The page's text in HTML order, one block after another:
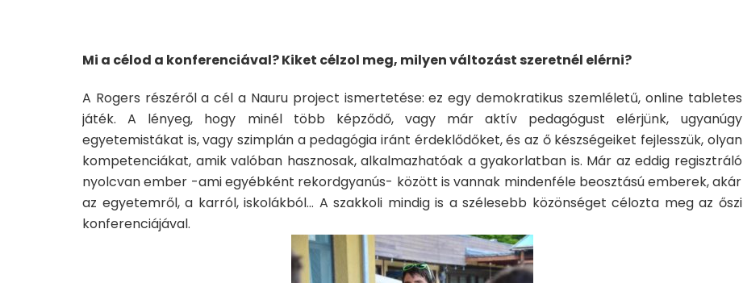
Mi a célod a konferenciával? Kiket célzol meg, milyen változást szeretnél elérni?
A Rogers részéről a cél a Nauru project ismertetése: ez egy demokratikus szemléletű, online tabletes
játék. A lényeg, hogy minél több képződő, vagy már aktív pedagógust elérjünk, ugyanúgy
egyetemistákat is, vagy szimplán a pedagógia iránt érdeklődőket, és az ő készségeiket fejlesszük, olyan
kompetenciákat, amik valóban hasznosak, alkalmazhatóak a gyakorlatban is. Már az eddig regisztráló
nyolcvan ember -ami egyébként rekordgyanús- között is vannak mindenféle beosztású emberek, akár
az egyetemről, a karról, iskolákból… A szakkoli mindig is a szélesebb közönséget célozta meg az őszi
konferenciájával.